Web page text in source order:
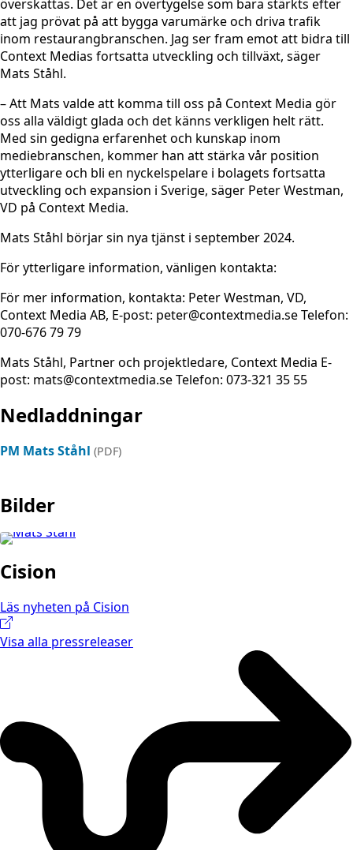
överskattas. Det är en övertygelse som bara stärkts efter
att jag prövat på att bygga varumärke och driva trafik
inom restaurangbranschen. Jag ser fram emot att bidra till
Context Medias fortsatta utveckling och tillväxt, säger
Mats Ståhl.
– Att Mats valde att komma till oss på Context Media gör
oss alla väldigt glada och det känns verkligen helt rätt.
Med sin gedigna erfarenhet och kunskap inom
mediebranschen, kommer han att stärka vår position
ytterligare och bli en nyckelspelare i bolagets fortsatta
utveckling och expansion i Sverige, säger Peter Westman,
VD på Context Media.
Mats Ståhl börjar sin nya tjänst i september 2024.
För ytterligare information, vänligen kontakta:
För mer information, kontakta: Peter Westman, VD,
Context Media AB, E-post: peter@contextmedia.se Telefon:
070-676 79 79
Mats Ståhl, Partner och projektledare, Context Media E-
post: mats@contextmedia.se Telefon: 073-321 35 55
Nedladdningar
PM Mats Ståhl (PDF)
Bilder
Cision
Läs nyheten på Cision
Visa alla pressreleaser